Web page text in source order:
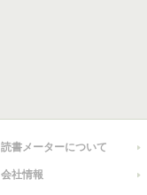
読書メーターについて
会社情報